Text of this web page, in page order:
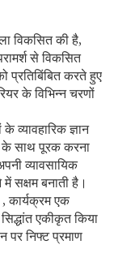
विकसित की है,
से विकसित
प्रतिबिंबित करते हुए
के विभिन्न चरणों
व्यावहारिक ज्ञान
के साथ पूरक करना
व्यावसायिक
सक्षम बनाती है।
कार्यक्रम एक
एकीकृत किया
पर निफ्ट प्रमाण